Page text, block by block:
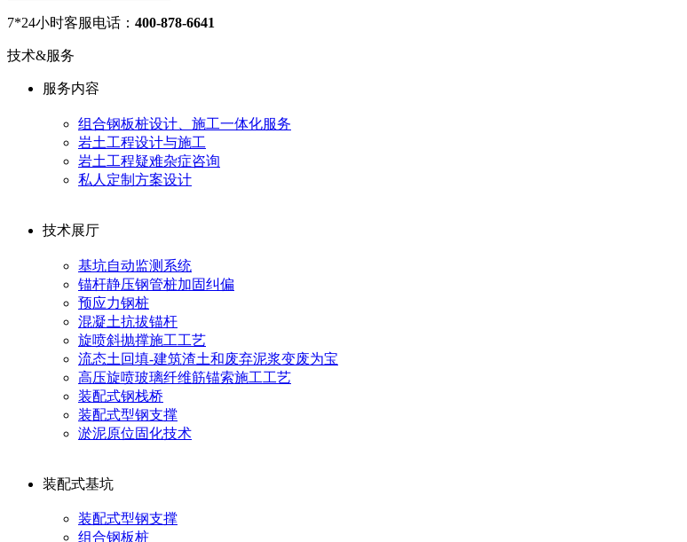
7*24小时客服电话： 400-878-6641
技术&服务
服务内容
组合钢板桩设计、施工一体化服务
岩土工程设计与施工
岩土工程疑难杂症咨询
私人定制方案设计
技术展厅
基坑自动监测系统
锚杆静压钢管桩加固纠偏
预应力钢桩
混凝土抗拔锚杆
旋喷斜抛撑施工工艺
流态土回填-建筑渣土和废弃泥浆变废为宝
高压旋喷玻璃纤维筋锚索施工工艺
装配式钢栈桥
装配式型钢支撑
淤泥原位固化技术
装配式基坑
装配式型钢支撑
组合钢板桩